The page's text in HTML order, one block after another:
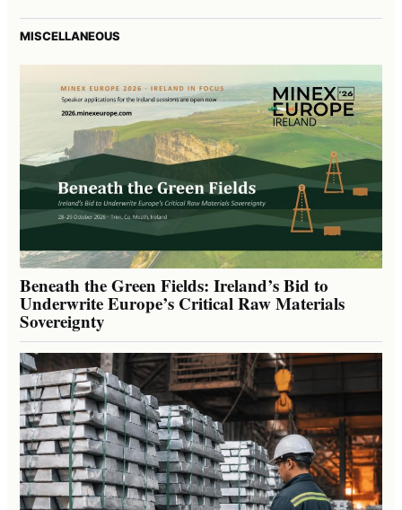
MISCELLANEOUS
Beneath the Green Fields: Ireland’s Bid to
Underwrite Europe’s Critical Raw Materials
Sovereignty